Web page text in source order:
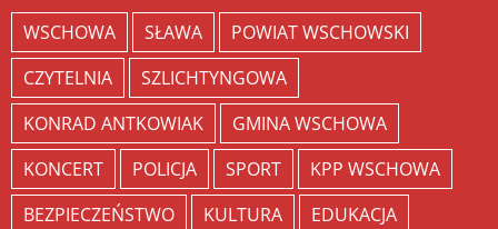
WSCHOWA SŁAWA
POWIAT WSCHOWSKI
CZYTELNIA
SZLICHTYNGOWA
KONRAD ANTKOWIAK
GMINA WSCHOWA
KONCERT
POLICJA SPORT
KPP WSCHOWA
BEZPIECZEŃSTWO
KULTURA
EDUKACJA